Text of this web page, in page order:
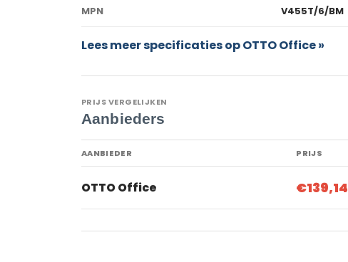
MPN V455T/6/BM
Lees meer specificaties op OTTO Office »
PRIJS VERGELIJKEN
Aanbieders
AANBIEDER PRIJS
OTTO Office €139,14